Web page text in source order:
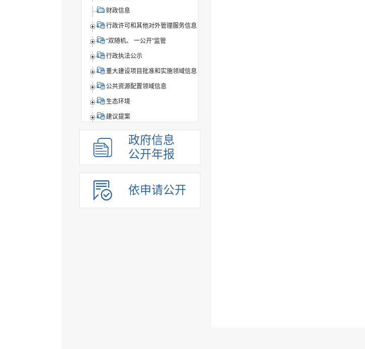
财政信息
行政许可和其他对外管理服务信息
“双随机、 一公开”监管
行政执法公示
重大建设项目批准和实施领域信息
公共资源配置领域信息
生态环境
建议提案
组织管理
应急管理
重点领域
法制政府建设工作年报
政府信息
公开年报
依申请公开